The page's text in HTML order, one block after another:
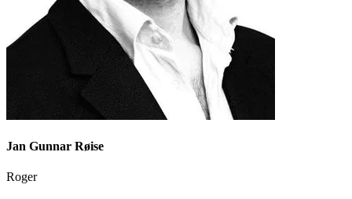
Jan Gunnar Røise
Roger